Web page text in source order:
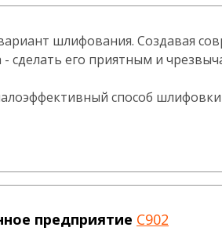
шлифования. Создавая
сделать его приятным и
способ
предприятие C902